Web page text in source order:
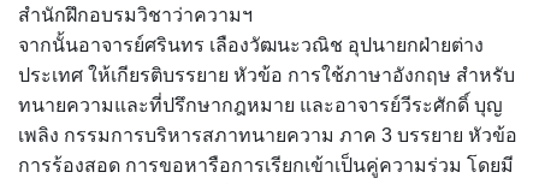
สำนักฝึกอบรมวิชาว่าความฯ
จากนั้นอาจารย์ศรินทร เลืองวัฒนะวณิช อุปนายกฝ่ายต่าง
ประเทศ ให้เกียรติบรรยาย หัวข้อ การใช้ภาษาอังกฤษ สำหรับ
ทนายความและที่ปรึกษากฎหมาย และอาจารย์วีระศักดิ์ บุญ
เพลิง กรรมการบริหารสภาทนายความ ภาค 3 บรรยาย หัวข้อ
การร้องสอด การขอหารือการเรียกเข้าเป็นคู่ความร่วม โดยมี